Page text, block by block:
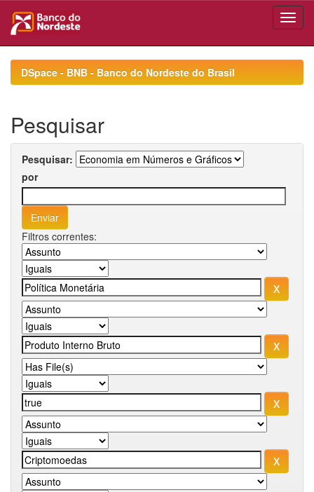
navigationDSpace - BNB - Banco do Nordeste do Brasil
Pesquisar
Pesquisar:
por
Filtros correntes: